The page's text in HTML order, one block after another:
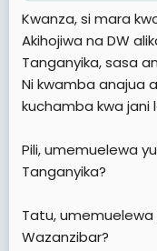
Lakini tutaitetea
Kwanza, si mara
Akihojiwa na DW
Tanganyika, sasa
Ni kwamba anajua
kuchamba kwa
Pili, umemuelewa
Tanganyika?
Tatu, umemuelewa
Wazanzibar?